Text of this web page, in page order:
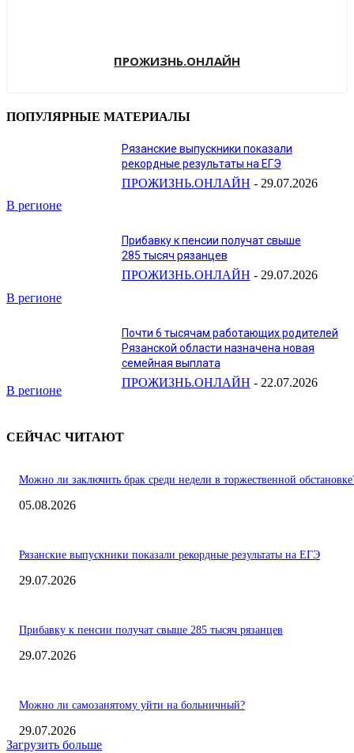
ПРОЖИЗНЬ.ОНЛАЙН
ПОПУЛЯРНЫЕ МАТЕРИАЛЫ
В регионе
Рязанские выпускники показали
рекордные результаты на ЕГЭ
ПРОЖИЗНЬ.ОНЛАЙН - 29.07.2026
В регионе
Прибавку к пенсии получат свыше
285 тысяч рязанцев
ПРОЖИЗНЬ.ОНЛАЙН - 29.07.2026
В регионе
Почти 6 тысячам работающих родителей
Рязанской области назначена новая
семейная выплата
ПРОЖИЗНЬ.ОНЛАЙН - 22.07.2026
СЕЙЧАС ЧИТАЮТ
Можно ли заключить брак среди недели в торжественной
05.08.2026
Рязанские выпускники показали рекордные результаты на ЕГЭ
29.07.2026
Прибавку к пенсии получат свыше 285 тысяч рязанцев
29.07.2026
Можно ли самозанятому уйти на больничный?
29.07.2026
Загрузить больше